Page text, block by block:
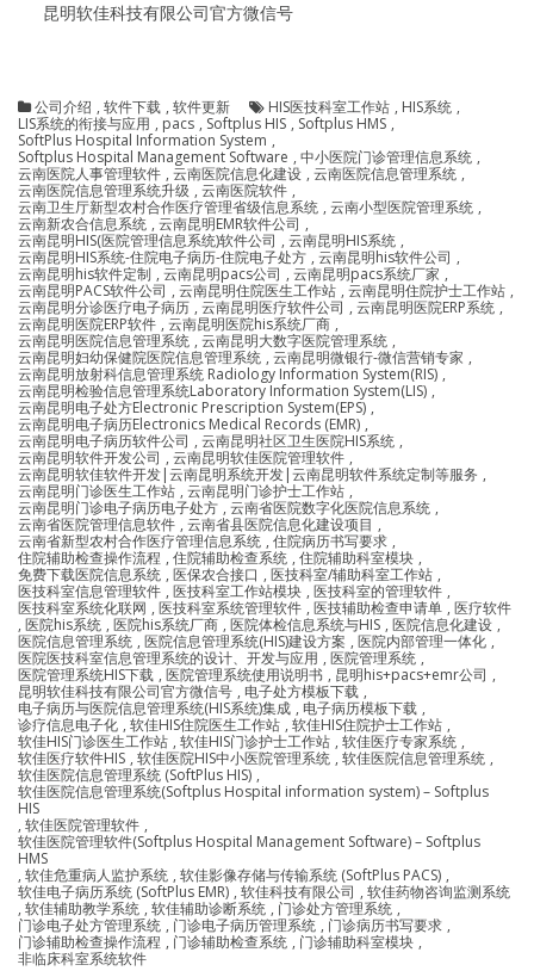
昆明软佳科技有限公司官方微信号
公司介绍 , 软件下载 , 软件更新 HIS医技科室工作站 , HIS系统 ,
LIS系统的衔接与应用 , pacs , Softplus HIS , Softplus HMS ,
SoftPlus Hospital Information System ,
Softplus Hospital Management Software , 中小医院门诊管理信息系统 ,
云南医院人事管理软件 , 云南医院信息化建设 , 云南医院信息管理系统 ,
云南医院信息管理系统升级 , 云南医院软件 ,
云南卫生厅新型农村合作医疗管理省级信息系统 , 云南小型医院管理系统 ,
云南新农合信息系统 , 云南昆明EMR软件公司 ,
云南昆明HIS(医院管理信息系统)软件公司 , 云南昆明HIS系统 ,
云南昆明HIS系统-住院电子病历-住院电子处方 , 云南昆明his软件公司 ,
云南昆明his软件定制 , 云南昆明pacs公司 , 云南昆明pacs系统厂家 ,
云南昆明PACS软件公司 , 云南昆明住院医生工作站 , 云南昆明住院护士工作站 ,
云南昆明分诊医疗电子病历 , 云南昆明医疗软件公司 , 云南昆明医院ERP系统 ,
云南昆明医院ERP软件 , 云南昆明医院his系统厂商 ,
云南昆明医院信息管理系统 , 云南昆明大数字医院管理系统 ,
云南昆明妇幼保健院医院信息管理系统 , 云南昆明微银行-微信营销专家 ,
云南昆明放射科信息管理系统 Radiology Information System(RIS) ,
云南昆明检验信息管理系统Laboratory Information System(LIS) ,
云南昆明电子处方Electronic Prescription System(EPS) ,
云南昆明电子病历Electronics Medical Records (EMR) ,
云南昆明电子病历软件公司 , 云南昆明社区卫生医院HIS系统 ,
云南昆明软件开发公司 , 云南昆明软佳医院管理软件 ,
云南昆明软佳软件开发|云南昆明系统开发|云南昆明软件系统定制等服务 ,
云南昆明门诊医生工作站 , 云南昆明门诊护士工作站 ,
云南昆明门诊电子病历电子处方 , 云南省医院数字化医院信息系统 ,
云南省医院管理信息软件 , 云南省县医院信息化建设项目 ,
云南省新型农村合作医疗管理信息系统 , 住院病历书写要求 ,
住院辅助检查操作流程 , 住院辅助检查系统 , 住院辅助科室模块 ,
免费下载医院信息系统 , 医保农合接口 , 医技科室/辅助科室工作站 ,
医技科室信息管理软件 , 医技科室工作站模块 , 医技科室的管理软件 ,
医技科室系统化联网 , 医技科室系统管理软件 , 医技辅助检查申请单 , 医疗软件
, 医院his系统 , 医院his系统厂商 , 医院体检信息系统与HIS , 医院信息化建设 ,
医院信息管理系统 , 医院信息管理系统(HIS)建设方案 , 医院内部管理一体化 ,
医院医技科室信息管理系统的设计、开发与应用 , 医院管理系统 ,
医院管理系统HIS下载 , 医院管理系统使用说明书 , 昆明his+pacs+emr公司 ,
昆明软佳科技有限公司官方微信号 , 电子处方模板下载 ,
电子病历与医院信息管理系统(HIS系统)集成 , 电子病历模板下载 ,
诊疗信息电子化 , 软佳HIS住院医生工作站 , 软佳HIS住院护士工作站 ,
软佳HIS门诊医生工作站 , 软佳HIS门诊护士工作站 , 软佳医疗专家系统 ,
软佳医疗软件HIS , 软佳医院HIS中小医院管理系统 , 软佳医院信息管理系统 ,
软佳医院信息管理系统 (SoftPlus HIS) ,
软佳医院信息管理系统(Softplus Hospital information system) – Softplus
HIS
, 软佳医院管理软件 ,
软佳医院管理软件(Softplus Hospital Management Software) – Softplus
HMS
, 软佳危重病人监护系统 , 软佳影像存储与传输系统 (SoftPlus PACS) ,
软佳电子病历系统 (SoftPlus EMR) , 软佳科技有限公司 , 软佳药物咨询监测系统
, 软佳辅助教学系统 , 软佳辅助诊断系统 , 门诊处方管理系统 ,
门诊电子处方管理系统 , 门诊电子病历管理系统 , 门诊病历书写要求 ,
门诊辅助检查操作流程 , 门诊辅助检查系统 , 门诊辅助科室模块 ,
非临床科室系统软件